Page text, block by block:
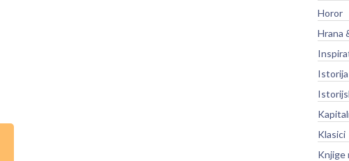
Horor
Hrana
Klasici
Knjige